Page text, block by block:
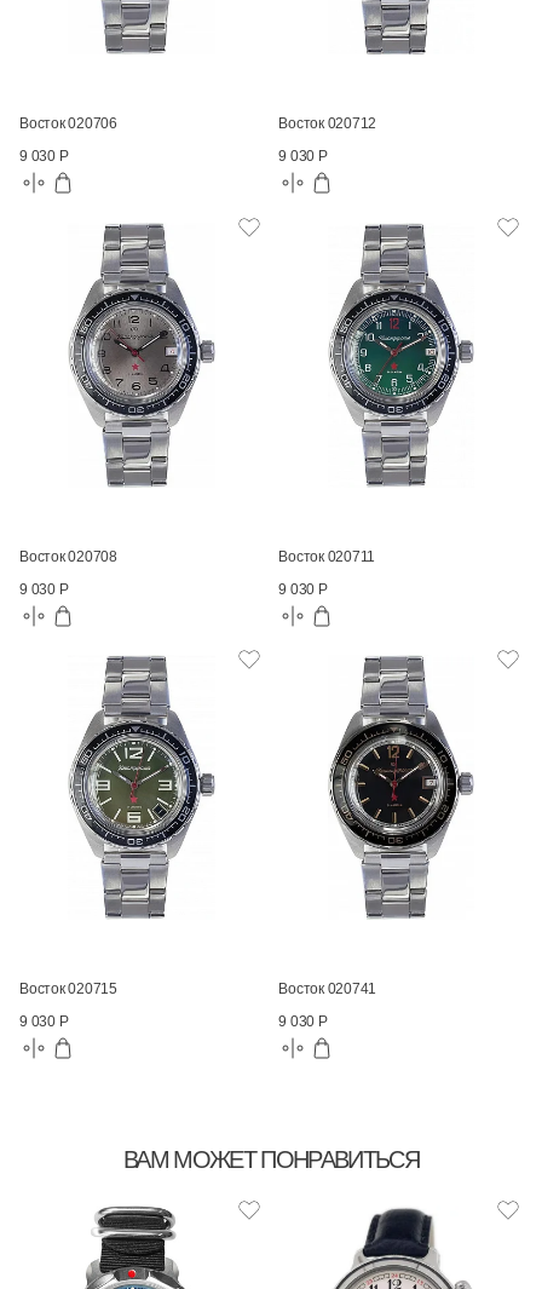
Восток 020706
9 030 Р
Восток 020712
9 030 Р
Восток 020708
9 030 Р
Восток 020711
9 030 Р
Восток 020715
9 030 Р
Восток 020741
9 030 Р
ВАМ МОЖЕТ ПОНРАВИТЬСЯ